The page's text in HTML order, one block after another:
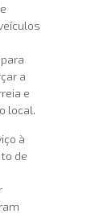
a
e
local.
à
de